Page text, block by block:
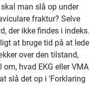
man slå op under
fraktur? Selve
der ikke findes i indeks.
at bruge tid på at lede
over den tilstand,
hvad EKG eller VMA
slå det op i 'Forklaring